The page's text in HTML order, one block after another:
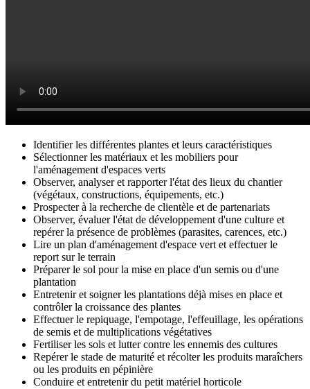
Identifier les différentes plantes et leurs caractéristiques
Sélectionner les matériaux et les mobiliers pour
l'aménagement d'espaces verts
Observer, analyser et rapporter l'état des lieux du chantier
(végétaux, constructions, équipements, etc.)
Prospecter à la recherche de clientèle et de partenariats
Observer, évaluer l'état de développement d'une culture et
repérer la présence de problèmes (parasites, carences, etc.)
Lire un plan d'aménagement d'espace vert et effectuer le
report sur le terrain
Préparer le sol pour la mise en place d'un semis ou d'une
plantation
Entretenir et soigner les plantations déjà mises en place et
contrôler la croissance des plantes
Effectuer le repiquage, l'empotage, l'effeuillage, les opérations
de semis et de multiplications végétatives
Fertiliser les sols et lutter contre les ennemis des cultures
Repérer le stade de maturité et récolter les produits maraîchers
ou les produits en pépinière
Conduire et entretenir du petit matériel horticole